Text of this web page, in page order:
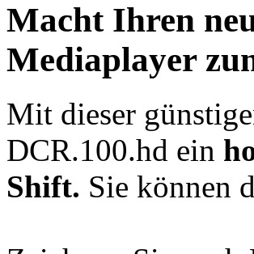
Macht Ihren
Mediaplayer
Mit dieser
DCR.100.hd ein
Shift. Sie können